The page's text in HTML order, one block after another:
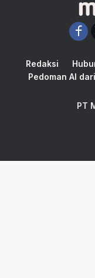
Redaksi
Pedoman AI
PT